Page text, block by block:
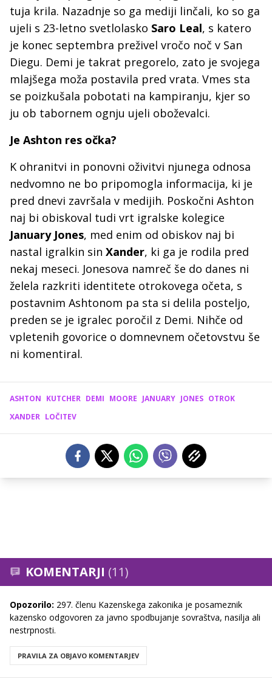
tuja krila. Nazadnje so ga mediji linčali, ko so ga
ujeli s 23-letno svetlolasko Saro Leal, s katero
je konec septembra preživel vročo noč v San
Diegu. Demi je takrat pregorelo, zato je svojega
mlajšega moža postavila pred vrata. Vmes sta
se poizkušala pobotati na kampiranju, kjer so
ju ob tabornem ognju ujeli oboževalci.
Je Ashton res očka?
K ohranitvi in ponovni oživitvi njunega odnosa
nedvomno ne bo pripomogla informacija, ki je
pred dnevi završala v medijih. Poskočni Ashton
naj bi obiskoval tudi vrt igralske kolegice
January Jones, med enim od obiskov naj bi
nastal igralkin sin Xander, ki ga je rodila pred
nekaj meseci. Jonesova namreč še do danes ni
želela razkriti identitete otrokovega očeta, s
postavnim Ashtonom pa sta si delila posteljo,
preden se je igralec poročil z Demi. Nihče od
vpletenih govorice o domnevnem očetovstvu še
ni komentiral.
ASHTON KUTCHER DEMI MOORE JANUARY JONES OTROK
XANDER LOČITEV
KOMENTARJI (11)
Opozorilo: 297. členu Kazenskega zakonika je posameznik
kazensko odgovoren za javno spodbujanje sovraštva, nasilja ali
nestrpnosti.
PRAVILA ZA OBJAVO KOMENTARJEV